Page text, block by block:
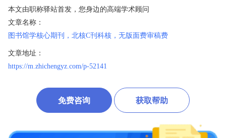
本文由职称驿站首发，您身边的高端学术顾问
文章名称：
图书馆学核心期刊，北核C刊科核，无版面费审稿费
文章地址：
https://m.zhichengyz.com/p-52141
免费咨询 获取帮助